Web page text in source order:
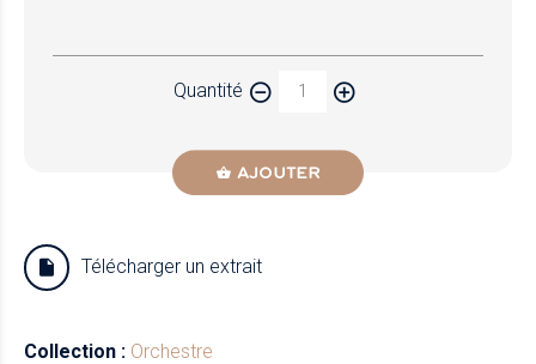
Quantité
AJOUTER
Télécharger un extrait
Collection : Orchestre